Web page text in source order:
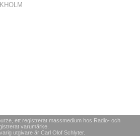
ett registrerat massmedium hos Radio- och
varumärke.
utgivare är Carl Olof Schlyter.